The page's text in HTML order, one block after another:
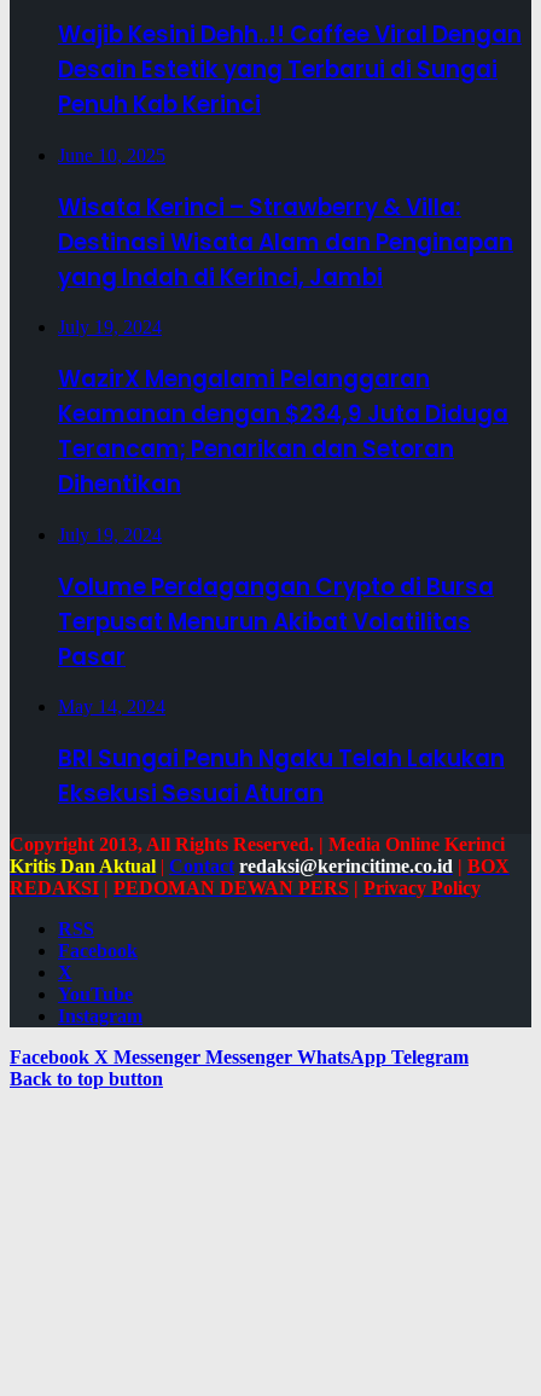
Wajib Kesini Dehh..!! Caffee Viral Dengan
Desain Estetik yang Terbarui di Sungai
Penuh Kab Kerinci
June 10, 2025
Wisata Kerinci – Strawberry & Villa:
Destinasi Wisata Alam dan Penginapan
yang Indah di Kerinci, Jambi
July 19, 2024
WazirX Mengalami Pelanggaran
Keamanan dengan $234,9 Juta Diduga
Terancam; Penarikan dan Setoran
Dihentikan
July 19, 2024
Volume Perdagangan Crypto di Bursa
Terpusat Menurun Akibat Volatilitas
Pasar
May 14, 2024
BRI Sungai Penuh Ngaku Telah Lakukan
Eksekusi Sesuai Aturan
Copyright 2013, All Rights Reserved. | Media Online Kerinci
Kritis Dan Aktual | Contact redaksi@kerincitime.co.id | BOX
REDAKSI | PEDOMAN DEWAN PERS | Privacy Policy
RSS
Facebook
X
YouTube
Instagram
Facebook X Messenger Messenger WhatsApp Telegram
Back to top button